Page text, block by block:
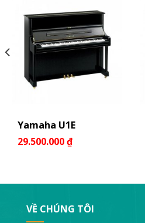
Yamaha U1E
29.500.000₫
VỀ CHÚNG TÔI